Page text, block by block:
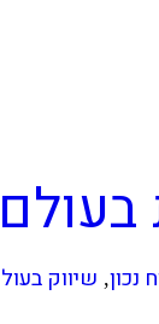
נכון, שיווק